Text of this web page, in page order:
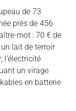
de 73
près de 456
mot : 70 € de
lait de terroir
l’électricité
un virage
en batterie